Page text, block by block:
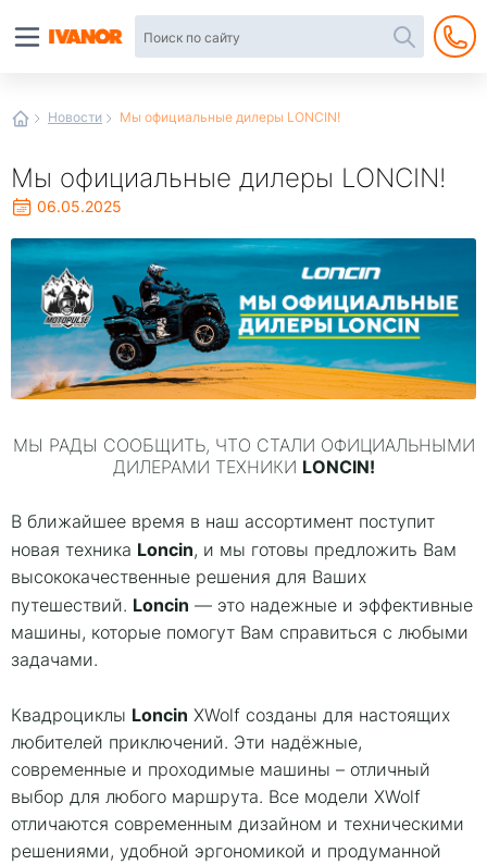
Новости Мы официальные дилеры LONCIN!
Мы официальные дилеры LONCIN!
06.05.2025
МЫ РАДЫ СООБЩИТЬ, ЧТО СТАЛИ ОФИЦИАЛЬНЫМИ
ДИЛЕРАМИ ТЕХНИКИ LONCIN!
В ближайшее время в наш ассортимент поступит
новая техника Loncin, и мы готовы предложить Вам
высококачественные решения для Ваших
путешествий. Loncin — это надежные и эффективные
машины, которые помогут Вам справиться с любыми
задачами.
Квадроциклы Loncin XWolf созданы для настоящих
любителей приключений. Эти надёжные,
современные и проходимые машины – отличный
выбор для любого маршрута. Все модели XWolf
отличаются современным дизайном и техническими
решениями, удобной эргономикой и продуманной
интернет-